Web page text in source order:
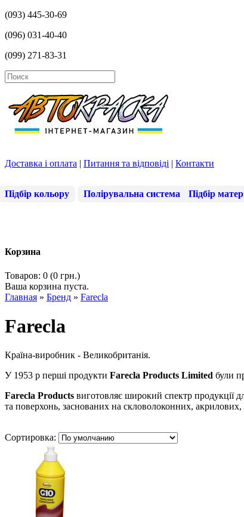
(093) 445-30-69
(096) 031-40-40
(099) 271-83-31
Доставка і оплата | Питання та відповіді | Контакти
Підбір кольору Полірувальна система Підбір
Корзина
Товаров: 0 (0 грн.)
Ваша корзина пуста.
Главная » Бренд » Farecla
Farecla
Країна-виробник - Великобританія.
У 1953 р перші продукти Farecla Products Limited були
Farecla Products виготовляє широкий спектр продукції
та поверхонь, заснованих на скловолоконних, акрилових,
Сортировка: